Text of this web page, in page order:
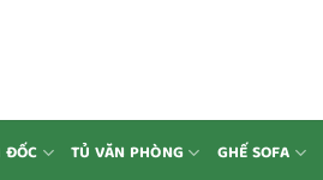
ĐỐC TỦ VĂN PHÒNG GHẾ SOFA